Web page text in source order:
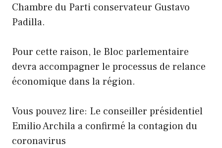
Chambre du Parti conservateur Gustavo
Padilla.
Pour cette raison, le Bloc parlementaire
devra accompagner le processus de relance
économique dans la région.
Vous pouvez lire: Le conseiller présidentiel
Emilio Archila a confirmé la contagion du
coronavirus